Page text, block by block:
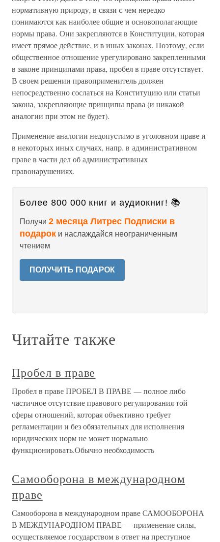
нормативную природу, в связи с чем нередко
понимаются как наиболее общие и основополагающие
нормы права. Они закрепляются в Конституции, которая
имеет прямое действие, и в иных законах. Поэтому, если
общественное отношение урегулировано закрепленными
в законе принципами права, пробел в праве отсутствует.
В своем решении правоприменитель должен
непосредственно сослаться на Конституцию или статьи
закона, закрепляющие принципы права (и никакой
аналогии при этом не будет).
Применение аналогии недопустимо в уголовном праве и
в некоторых иных случаях, напр. в административном
праве в части дел об административных
правонарушениях.
Более 800 000 книг и аудиокниг! 📚
Получи 2 месяца Литрес Подписки в
подарок и наслаждайся неограниченным
чтением
ПОЛУЧИТЬ ПОДАРОК
Читайте также
Пробел в праве
Пробел в праве ПРОБЕЛ В ПРАВЕ — полное либо
частичное отсутствие правового регулирования той
сферы отношений, которая объективно требует
регламентации и без обязательных для исполнения
юридических норм не может нормально
функционировать.Обычно необходимость
Самооборона в международном
праве
Самооборона в международном праве САМООБОРОНА
В МЕЖДУНАРОДНОМ ПРАВЕ — применение силы,
осуществляемое государством в ответ на преступное